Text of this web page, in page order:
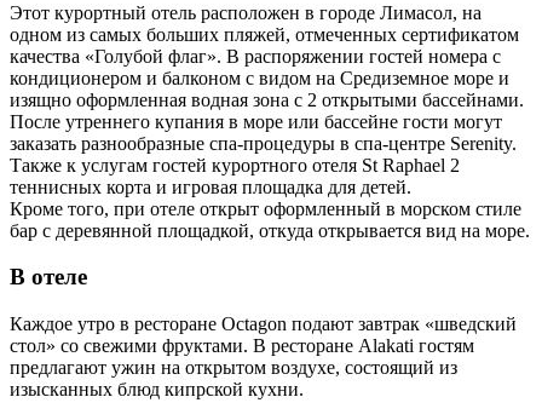
Этот курортный отель расположен в городе Лимасол, на
одном из самых больших пляжей, отмеченных сертификатом
качества «Голубой флаг». В распоряжении гостей номера с
кондиционером и балконом с видом на Средиземное море и
изящно оформленная водная зона с 2 открытыми бассейнами.
После утреннего купания в море или бассейне гости могут
заказать разнообразные спа-процедуры в спа-центре Serenity.
Также к услугам гостей курортного отеля St Raphael 2
теннисных корта и игровая площадка для детей.
Кроме того, при отеле открыт оформленный в морском стиле
бар с деревянной площадкой, откуда открывается вид на море.
В отеле
Каждое утро в ресторане Octagon подают завтрак «шведский
стол» со свежими фруктами. В ресторане Alakati гостям
предлагают ужин на открытом воздухе, состоящий из
изысканных блюд кипрской кухни.